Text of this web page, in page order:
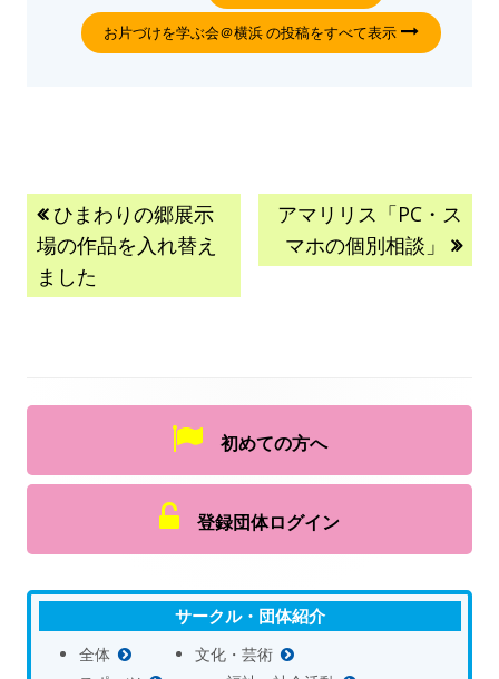
お片づけを学ぶ会＠横浜 の投稿をすべて表示
ひまわりの郷展示
場の作品を入れ替え
ました
アマリリス「PC・ス
マホの個別相談」
初めての方へ
登録団体ログイン
サークル・団体紹介
全体
文化・芸術